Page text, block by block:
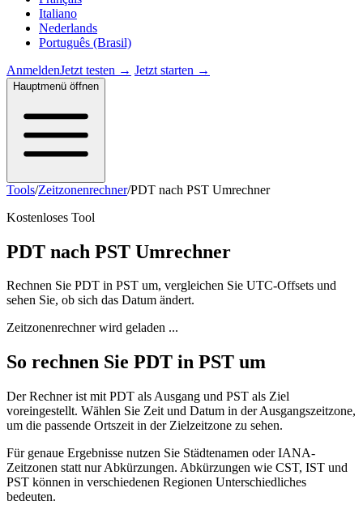
Italiano
Nederlands
Português (Brasil)
AnmeldenJetzt testen → Jetzt starten →
Hauptmenü öffnen
Tools/Zeitzonenrechner/PDT nach PST Umrechner
Kostenloses Tool
PDT nach PST Umrechner
Rechnen Sie PDT in PST um, vergleichen Sie UTC-Offsets und
sehen Sie, ob sich das Datum ändert.
Zeitzonenrechner wird geladen ...
So rechnen Sie PDT in PST um
Der Rechner ist mit PDT als Ausgang und PST als Ziel
voreingestellt. Wählen Sie Zeit und Datum in der Ausgangszeitzone,
um die passende Ortszeit in der Zielzeitzone zu sehen.
Für genaue Ergebnisse nutzen Sie Städtenamen oder IANA-
Zeitzonen statt nur Abkürzungen. Abkürzungen wie CST, IST und
PST können in verschiedenen Regionen Unterschiedliches
bedeuten.